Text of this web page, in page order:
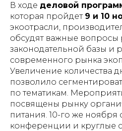
В ходе деловой
которая пройдет 9 и 10
экоотрасли,
обсудят важные вопросы
законодательной базы и
современного рынка
Увеличение количества
позволило
по тематикам.
посвящены рынку
питания. 10-го же ноября
конференции и круглые